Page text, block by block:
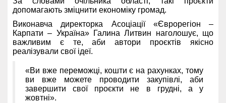
допомагають зміцнити економіку громад.
Виконавча директорка Асоціації «Єврорегіон –
Карпати – Україна» Галина Литвин наголошує, що
важливим є те, аби автори проєктів якісно
реалізували свої ідеї.
«Ви вже переможці, кошти є на рахунках, тому
ви вже можете проводити закупівлі, аби
завершити свої проєкти не в грудні, а у
жовтні».